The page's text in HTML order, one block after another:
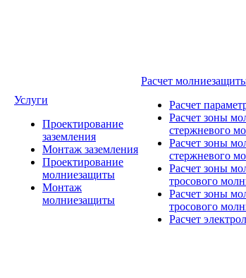
Услуги
Проектирование
заземления
Монтаж заземления
Проектирование
молниезащиты
Монтаж
молниезащиты
Расчет
Расчет
Расчет зоны
стержневого
Расчет зоны
стержневого
Расчет зоны
тросового
Расчет зоны
тросового
Расчет